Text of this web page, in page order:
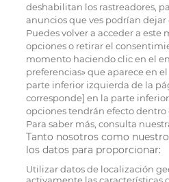
deshabilitan los rastreadores,
anuncios que ves podrían dejar
Puedes volver a acceder a
opciones o retirar el
momento haciendo clic en el
preferencias» que aparece en
parte inferior izquierda de la
corresponde] en la parte
opciones tendrán efecto dentro
Para saber más, consulta
Tanto nosotros como
los datos para proporcionar:
Utilizar datos de localización